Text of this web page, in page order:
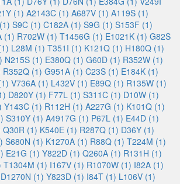
(1) A2143C (1) A687V (1) A119S (1)
S9C (1) C182A (1) S9G (1) S153F (1)
(1) R702W (1) T1456G (1) E1021K (1) G82S
L28M (1) T351I (1) K121Q (1) H180Q (1)
N215S (1) E380Q (1) G60D (1) R352W (1)
R352Q (1) G951A (1) C23S (1) E184K (1)
V736A (1) L432V (1) E89Q (1) R135W (1)
D820Y (1) F77L (1) S311C (1) D10W (1)
Y143C (1) R112H (1) A227G (1) K101Q (1)
S310Y (1) A4917G (1) P67L (1) E44D (1)
Q30R (1) K540E (1) R287Q (1) D36Y (1)
S680N (1) K1270A (1) R88Q (1) T224M (1)
E21G (1) Y822D (1) Q260A (1) R131H (1)
T1304M (1) I167V (1) R1070W (1) I82A (1)
D1270N (1) Y823D (1) I84T (1) L106V (1)